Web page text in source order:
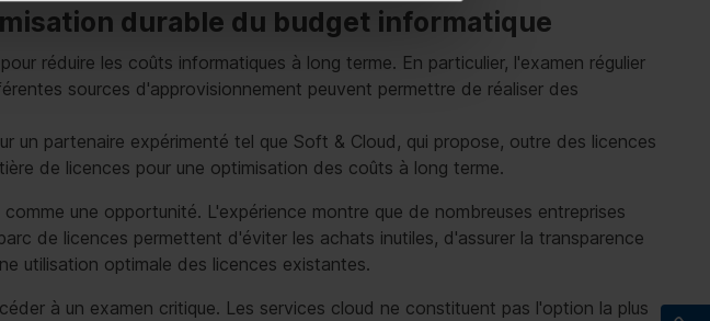
durable du budget informatique
réduire les coûts informatiques à long terme. En particulier, l'examen régulier
sources d'approvisionnement peuvent permettre de réaliser des
partenaire expérimenté tel que Soft & Cloud, qui propose, outre des licences
de licences pour une optimisation des coûts à long terme.
une opportunité. L'expérience montre que de nombreuses entreprises
de licences permettent d'éviter les achats inutiles, d'assurer la transparence
utilisation optimale des licences existantes.
à un examen critique. Les services cloud ne constituent pas l'option la plus